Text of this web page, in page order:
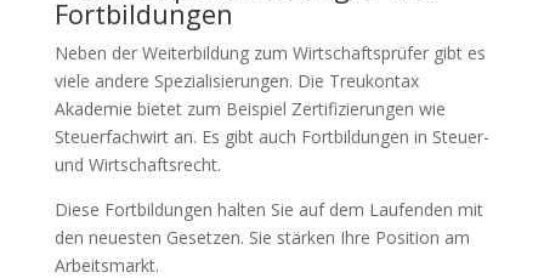
Fortbildungen
Neben der Weiterbildung zum Wirtschaftsprüfer gibt es
viele andere Spezialisierungen. Die Treukontax
Akademie bietet zum Beispiel Zertifizierungen wie
Steuerfachwirt an. Es gibt auch Fortbildungen in Steuer-
und Wirtschaftsrecht.
Diese Fortbildungen halten Sie auf dem Laufenden mit
den neuesten Gesetzen. Sie stärken Ihre Position am
Arbeitsmarkt.